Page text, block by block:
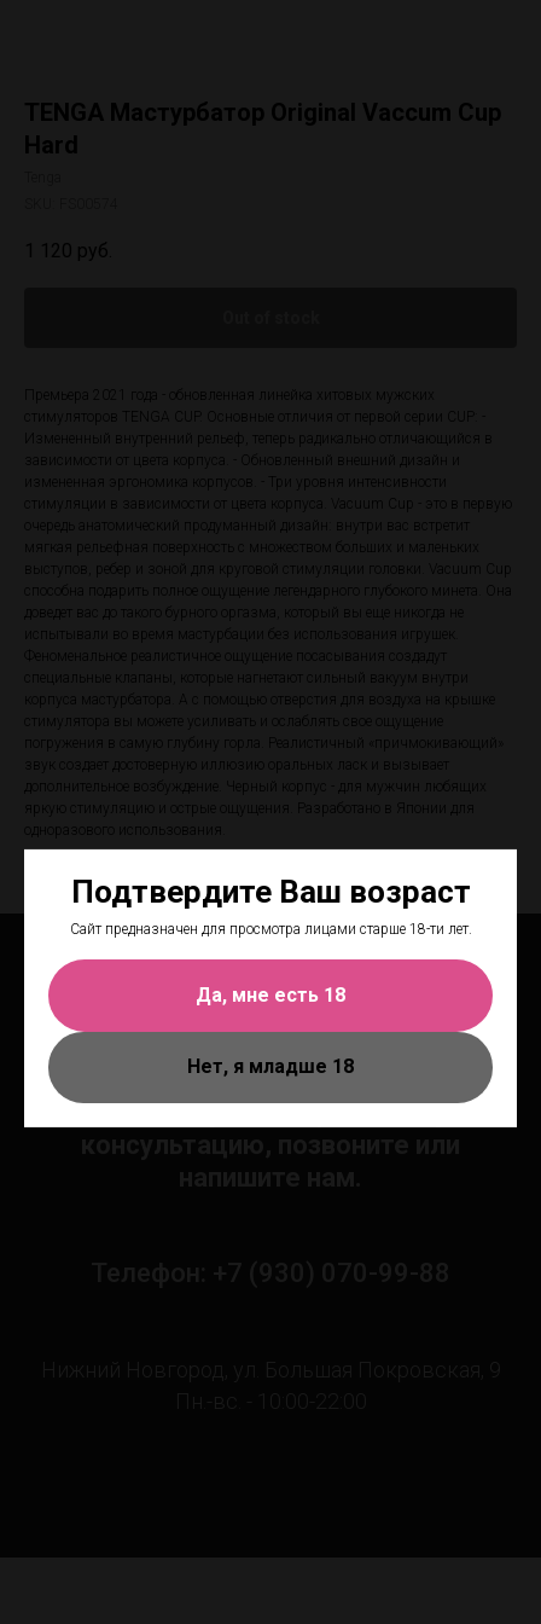
Подтвердите Ваш возраст
Сайт предназначен для просмотра лицами старше 18-ти лет.
Да, мне есть 18
Нет, я младше 18
TENGA Мастурбатор Original Vaccum Cup
Hard
1 120 руб.
Премьера 2021 года - обновленная линейка хитовых мужских
стимуляторов TENGA CUP. Основные отличия от первой серии CUP: -
Измененный внутренний рельеф, теперь радикально отличающийся в
зависимости от цвета корпуса. - Обновленный внешний дизайн и
измененная эргономика корпусов. - Три уровня интенсивности
стимуляции в зависимости от цвета корпуса. Vacuum Cup - это в первую
очередь анатомический продуманный дизайн: внутри вас встретит
мягкая рельефная поверхность с множеством больших и маленьких
выступов, ребер и зоной для круговой стимуляции головки. Vacuum Cup
способна подарить полное ощущение легендарного глубокого минета. Она
доведет вас до такого бурного оргазма, который вы еще никогда не
испытывали во время мастурбации без использования игрушек.
Феноменальное реалистичное ощущение посасывания создадут
специальные клапаны, которые нагнетают сильный вакуум внутри
корпуса мастурбатора. А с помощью отверстия для воздуха на крышке
стимулятора вы можете усиливать и ослаблять свое ощущение
погружения в самую глубину горла. Реалистичный «причмокивающий»
звук создает достоверную иллюзию оральных ласк и вызывает
дополнительное возбуждение. Черный корпус - для мужчин любящих
яркую стимуляцию и острые ощущения. Разработано в Японии для
одноразового использования.
Чтобы получить персональную